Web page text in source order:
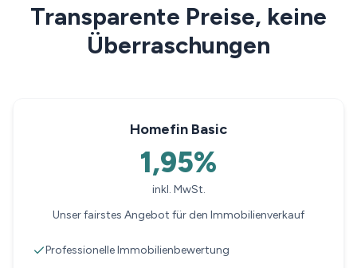
Transparente Preise, keine
Überraschungen
Homefin Basic
1,95%
inkl. MwSt.
Unser fairstes Angebot für den Immobilienverkauf
Professionelle Immobilienbewertung